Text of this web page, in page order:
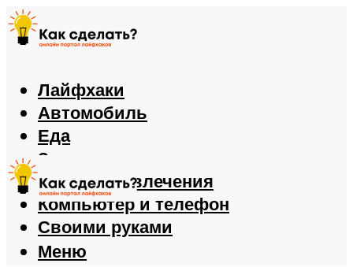
Лайфхаки
Автомобиль
Еда
Здоровье
Игры и развлечения
Компьютер и телефон
Своими руками
Меню